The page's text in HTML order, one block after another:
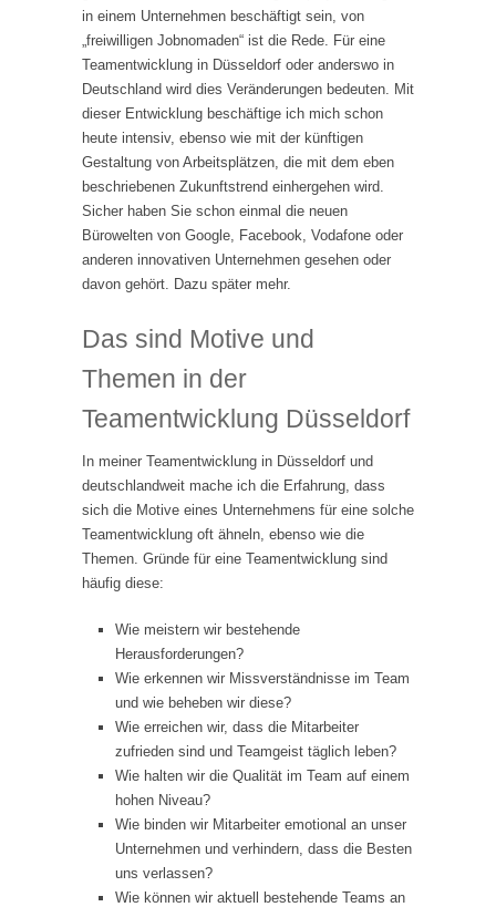
in einem Unternehmen beschäftigt sein, von
„freiwilligen Jobnomaden“ ist die Rede. Für eine
Teamentwicklung in Düsseldorf oder anderswo in
Deutschland wird dies Veränderungen bedeuten. Mit
dieser Entwicklung beschäftige ich mich schon
heute intensiv, ebenso wie mit der künftigen
Gestaltung von Arbeitsplätzen, die mit dem eben
beschriebenen Zukunftstrend einhergehen wird.
Sicher haben Sie schon einmal die neuen
Bürowelten von Google, Facebook, Vodafone oder
anderen innovativen Unternehmen gesehen oder
davon gehört. Dazu später mehr.
Das sind Motive und
Themen in der
Teamentwicklung Düsseldorf
In meiner Teamentwicklung in Düsseldorf und
deutschlandweit mache ich die Erfahrung, dass
sich die Motive eines Unternehmens für eine solche
Teamentwicklung oft ähneln, ebenso wie die
Themen. Gründe für eine Teamentwicklung sind
häufig diese:
Wie meistern wir bestehende
Herausforderungen?
Wie erkennen wir Missverständnisse im Team
und wie beheben wir diese?
Wie erreichen wir, dass die Mitarbeiter
zufrieden sind und Teamgeist täglich leben?
Wie halten wir die Qualität im Team auf einem
hohen Niveau?
Wie binden wir Mitarbeiter emotional an unser
Unternehmen und verhindern, dass die Besten
uns verlassen?
Wie können wir aktuell bestehende Teams an